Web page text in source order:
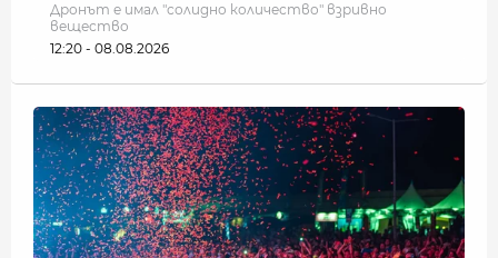
Дронът е имал "солидно количество" взривно
вещество
12:20 - 08.08.2026